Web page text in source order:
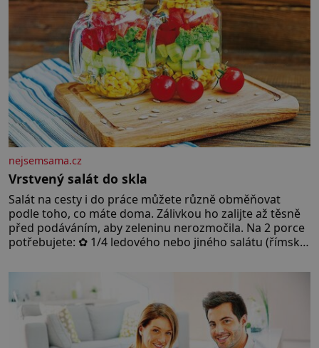
nejsemsama.cz
Vrstvený salát do skla
Salát na cesty i do práce můžete různě obměňovat
podle toho, co máte doma. Zálivkou ho zalijte až těsně
před podáváním, aby zeleninu nerozmočila. Na 2 porce
potřebujete: ✿ 1/4 ledového nebo jiného salátu (římský
okurky ✿ 2 rajčata Zálivka: ✿ 4 lžíce olivového oleje ✿ 1
lžíci citronové šťávy ✿ ½ stroužku